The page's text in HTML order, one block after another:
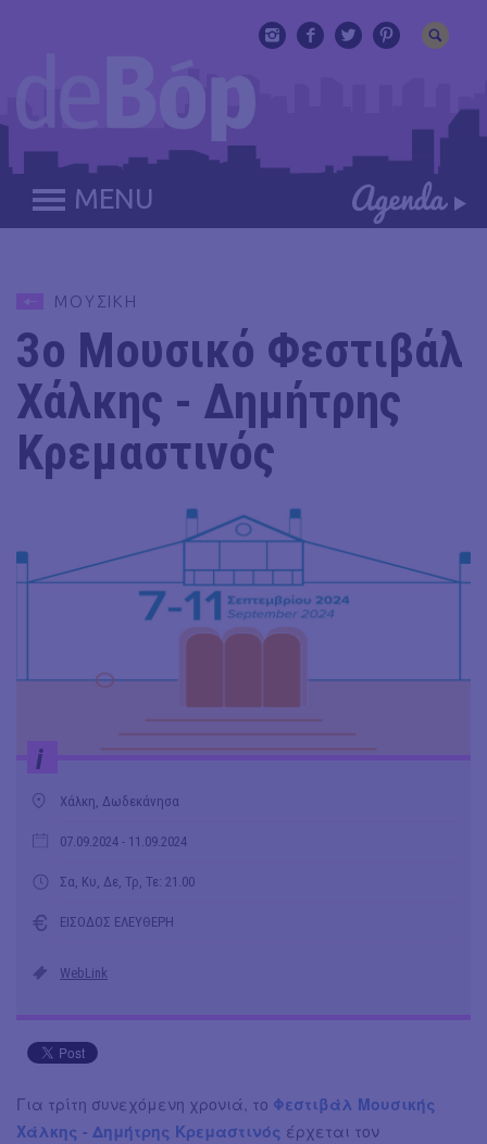
MENU
ΜΟΥΣΙΚΗ
3ο Μουσικό Φεστιβάλ
Χάλκης - Δημήτρης
Κρεμαστινός
i
Χάλκη, Δωδεκάνησα
07.09.2024 - 11.09.2024
Σα, Κυ, Δε, Τρ, Τε: 21.00
ΕΙΣΟΔΟΣ ΕΛΕΥΘΕΡΗ
WebLink
Για τρίτη συνεχόμενη χρονιά, το Φεστιβάλ Μουσικής
Χάλκης - Δημήτρης Κρεμαστινός έρχεται τον